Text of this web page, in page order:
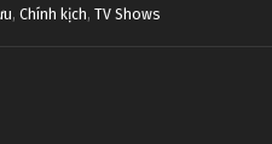
, Chính kịch, TV Shows